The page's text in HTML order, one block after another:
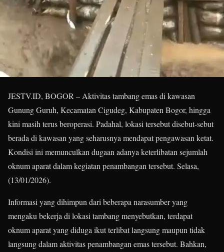
JESTV.ID, BOGOR – Aktivitas tambang emas di kawasan
Gunung Guruh, Kecamatan Cigudeg, Kabupaten Bogor, hingga
kini masih terus beroperasi. Padahal, lokasi tersebut disebut-sebut
berada di kawasan yang seharusnya mendapat pengawasan ketat.
Kondisi ini memunculkan dugaan adanya keterlibatan sejumlah
oknum aparat dalam kegiatan penambangan tersebut. Selasa,
(13/01/2026).
Informasi yang dihimpun dari beberapa narasumber yang
mengaku bekerja di lokasi tambang menyebutkan, terdapat
oknum aparat yang diduga ikut terlibat langsung maupun tidak
langsung dalam aktivitas penambangan emas tersebut. Bahkan,